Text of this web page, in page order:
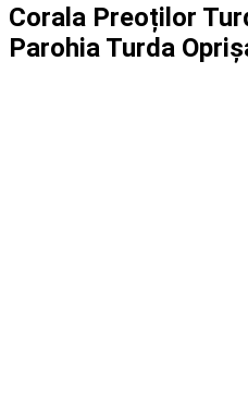
Corala Preoților
Parohia Turda